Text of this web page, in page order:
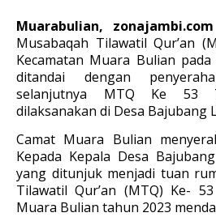
Muarabulian,
Musabaqah Tilawatil Qur’an
Kecamatan Muara Bulian
ditandai dengan
selanjutnya MTQ Ke 53
dilaksanakan di Desa Bajubang
Camat Muara Bulian
Kepada Kepala Desa
yang ditunjuk menjadi tuan
Tilawatil Qur’an (MTQ) Ke-
Muara Bulian tahun 2023